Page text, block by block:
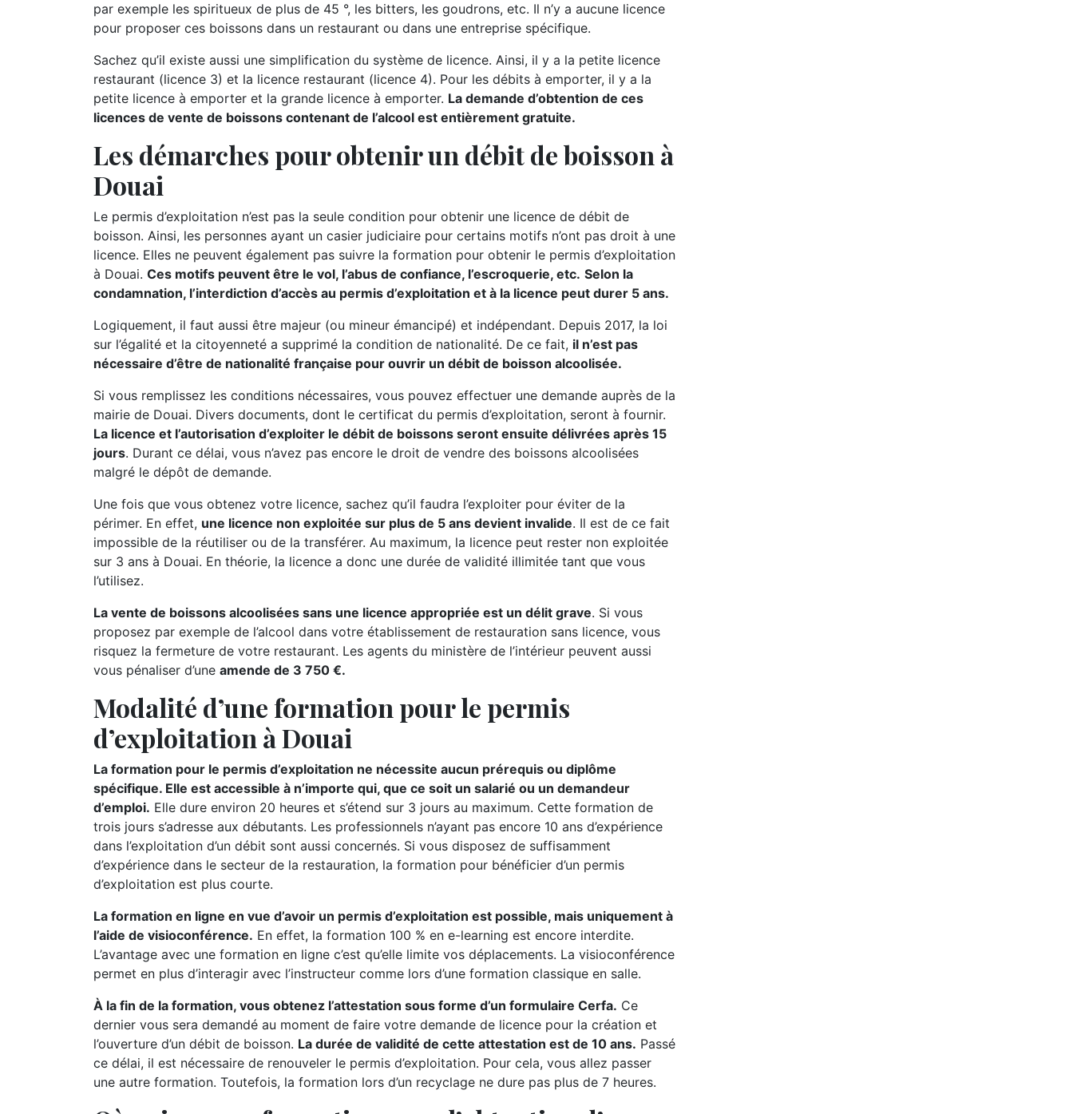
par exemple les spiritueux de plus de 45 °, les bitters, les goudrons, etc. Il n’y a aucune licence
pour proposer ces boissons dans un restaurant ou dans une entreprise spécifique.
Sachez qu’il existe aussi une simplification du système de licence. Ainsi, il y a la petite licence
restaurant (licence 3) et la licence restaurant (licence 4). Pour les débits à emporter, il y a la
petite licence à emporter et la grande licence à emporter. La demande d’obtention de ces
licences de vente de boissons contenant de l’alcool est entièrement gratuite.
Les démarches pour obtenir un débit de boisson à
Douai
Le permis d’exploitation n’est pas la seule condition pour obtenir une licence de débit de
boisson. Ainsi, les personnes ayant un casier judiciaire pour certains motifs n’ont pas droit à une
licence. Elles ne peuvent également pas suivre la formation pour obtenir le permis d’exploitation
à Douai. Ces motifs peuvent être le vol, l’abus de confiance, l’escroquerie, etc. Selon la
condamnation, l’interdiction d’accès au permis d’exploitation et à la licence peut durer 5 ans.
Logiquement, il faut aussi être majeur (ou mineur émancipé) et indépendant. Depuis 2017, la loi
sur l’égalité et la citoyenneté a supprimé la condition de nationalité. De ce fait, il n’est pas
nécessaire d’être de nationalité française pour ouvrir un débit de boisson alcoolisée.
Si vous remplissez les conditions nécessaires, vous pouvez effectuer une demande auprès de la
mairie de Douai. Divers documents, dont le certificat du permis d’exploitation, seront à fournir.
La licence et l’autorisation d’exploiter le débit de boissons seront ensuite délivrées après 15
jours. Durant ce délai, vous n’avez pas encore le droit de vendre des boissons alcoolisées
malgré le dépôt de demande.
Une fois que vous obtenez votre licence, sachez qu’il faudra l’exploiter pour éviter de la
périmer. En effet, une licence non exploitée sur plus de 5 ans devient invalide. Il est de ce fait
impossible de la réutiliser ou de la transférer. Au maximum, la licence peut rester non exploitée
sur 3 ans à Douai. En théorie, la licence a donc une durée de validité illimitée tant que vous
l’utilisez.
La vente de boissons alcoolisées sans une licence appropriée est un délit grave. Si vous
proposez par exemple de l’alcool dans votre établissement de restauration sans licence, vous
risquez la fermeture de votre restaurant. Les agents du ministère de l’intérieur peuvent aussi
vous pénaliser d’une amende de 3 750 €.
Modalité d’une formation pour le permis
d’exploitation à Douai
La formation pour le permis d’exploitation ne nécessite aucun prérequis ou diplôme
spécifique. Elle est accessible à n’importe qui, que ce soit un salarié ou un demandeur
d’emploi. Elle dure environ 20 heures et s’étend sur 3 jours au maximum. Cette formation de
trois jours s’adresse aux débutants. Les professionnels n’ayant pas encore 10 ans d’expérience
dans l’exploitation d’un débit sont aussi concernés. Si vous disposez de suffisamment
d’expérience dans le secteur de la restauration, la formation pour bénéficier d’un permis
d’exploitation est plus courte.
La formation en ligne en vue d’avoir un permis d’exploitation est possible, mais uniquement à
l’aide de visioconférence. En effet, la formation 100 % en e-learning est encore interdite.
L’avantage avec une formation en ligne c’est qu’elle limite vos déplacements. La visioconférence
permet en plus d’interagir avec l’instructeur comme lors d’une formation classique en salle.
À la fin de la formation, vous obtenez l’attestation sous forme d’un formulaire Cerfa. Ce
dernier vous sera demandé au moment de faire votre demande de licence pour la création et
l’ouverture d’un débit de boisson. La durée de validité de cette attestation est de 10 ans. Passé
ce délai, il est nécessaire de renouveler le permis d’exploitation. Pour cela, vous allez passer
une autre formation. Toutefois, la formation lors d’un recyclage ne dure pas plus de 7 heures.